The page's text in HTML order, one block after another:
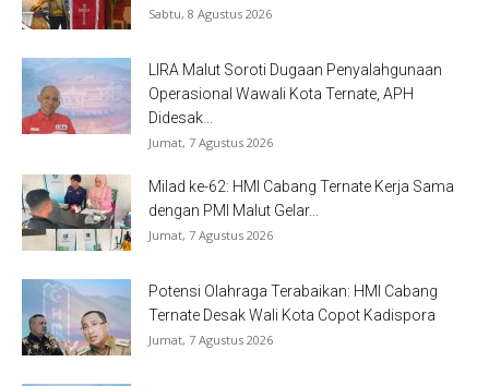
Sabtu, 8 Agustus 2026
LIRA Malut Soroti Dugaan Penyalahgunaan
Operasional Wawali Kota Ternate, APH
Didesak...
Jumat, 7 Agustus 2026
Milad ke-62: HMI Cabang Ternate Kerja Sama
dengan PMI Malut Gelar...
Jumat, 7 Agustus 2026
Potensi Olahraga Terabaikan: HMI Cabang
Ternate Desak Wali Kota Copot Kadispora
Jumat, 7 Agustus 2026